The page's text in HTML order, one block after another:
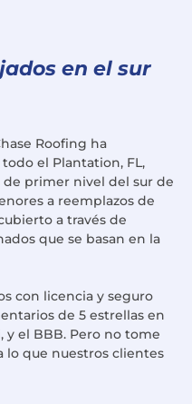
en el sur
Roofing ha
el Plantation, FL,
primer nivel del sur de
a reemplazos de
a través de
que se basan en la
con licencia y seguro
de 5 estrellas en
y el BBB. Pero no tome
lo que nuestros clientes